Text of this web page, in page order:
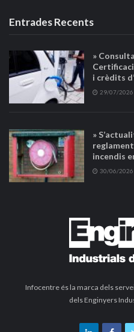
Entrades Recents
»
i crèdits
29/07/2026
»
incendis
30/06/2026
Infocentre és la marca dels
dels Enginyers